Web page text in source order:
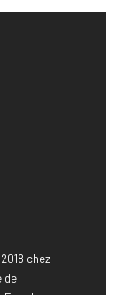
chez
de